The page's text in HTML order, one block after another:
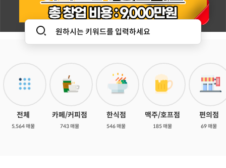
전체
5,564 매물
카페/커피점
743 매물
한식점
546 매물
맥주/호프점
185 매물
편의점
69 매물